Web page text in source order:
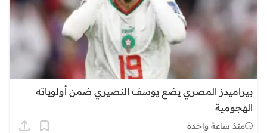
بيراميدز المصري يضع يوسف النصيري ضمن أولوياته
الهجومية
منذ ساعة واحدة